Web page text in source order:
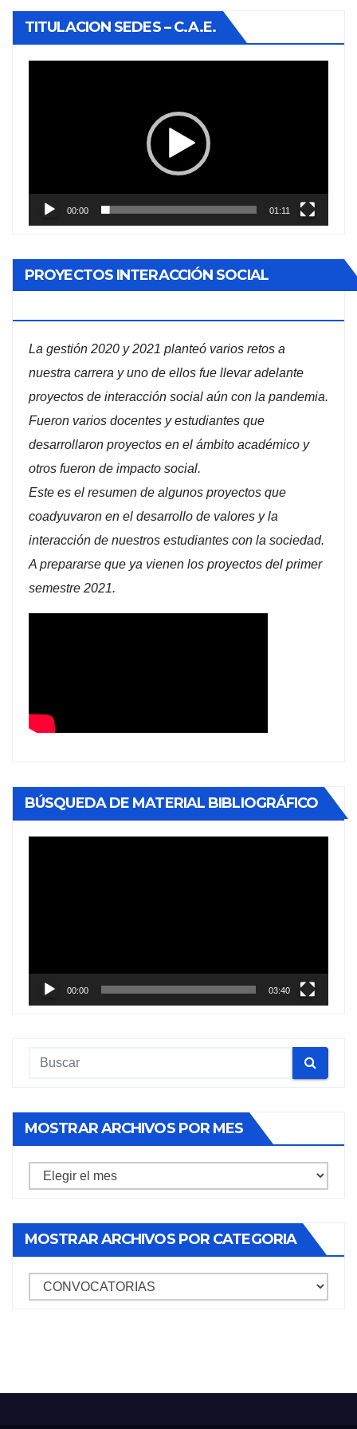
TITULACION SEDES – C.A.E.
00:00 01:11
PROYECTOS INTERACCIÓN SOCIAL
La gestión 2020 y 2021 planteó varios retos a
nuestra carrera y uno de ellos fue llevar adelante
proyectos de interacción social aún con la pandemia.
Fueron varios docentes y estudiantes que
desarrollaron proyectos en el ámbito académico y
otros fueron de impacto social.
Este es el resumen de algunos proyectos que
coadyuvaron en el desarrollo de valores y la
interacción de nuestros estudiantes con la sociedad.
A prepararse que ya vienen los proyectos del primer
semestre 2021.
BÚSQUEDA DE MATERIAL BIBLIOGRÁFICO
00:00 03:40
MOSTRAR ARCHIVOS POR MES
Mostrar
por
mes
MOSTRAR ARCHIVOS POR CATEGORIA
mostrar